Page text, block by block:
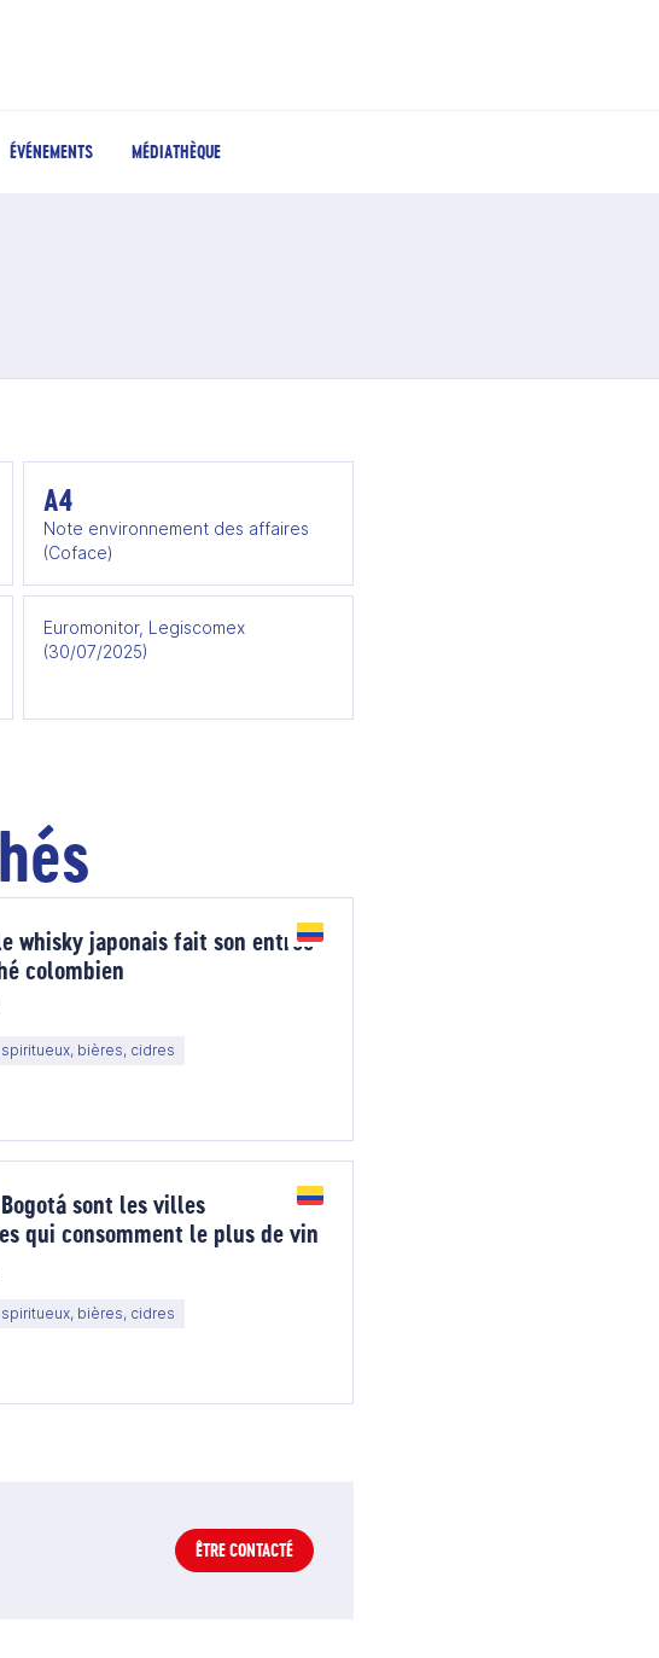
ÉVÉNEMENTS MÉDIATHÈQUE
A4
Note environnement des affaires
(Coface)
Euromonitor, Legiscomex
(30/07/2025)
whisky japonais fait son entrée
colombien
bières, cidres
sont les villes
qui consomment le plus de vin
bières, cidres
ÊTRE CONTACTÉ